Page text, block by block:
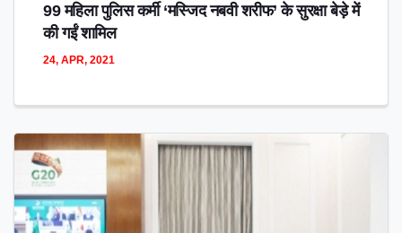
99 महिला पुलिस कर्मी ‘मस्जिद नबवी शरीफ’ के सुरक्षा बेड़े में
की गईं शामिल
24, APR, 2021